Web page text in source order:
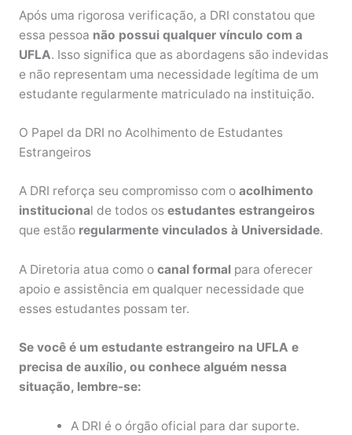
Após uma rigorosa verificação, a DRI constatou que
essa pessoa não possui qualquer vínculo com a
UFLA. Isso significa que as abordagens são indevidas
e não representam uma necessidade legítima de um
estudante regularmente matriculado na instituição.
O Papel da DRI no Acolhimento de Estudantes
Estrangeiros
A DRI reforça seu compromisso com o acolhimento
institucional de todos os estudantes estrangeiros
que estão regularmente vinculados à Universidade.
A Diretoria atua como o canal formalpara oferecer
apoio e assistência em qualquer necessidade que
esses estudantes possam ter.
Se você é um estudante estrangeiro na UFLA e
precisa de auxílio, ou conhece alguém nessa
situação, lembre-se:
A DRI é o órgão oficial para dar suporte.